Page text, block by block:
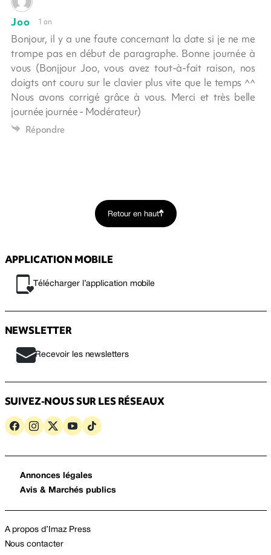
Joo 1 an
Bonjour, il y a une faute concernant la date si je ne me
trompe pas en début de paragraphe. Bonne journée à
vous (Bonjjour Joo, vous avez tout-à-fait raison, nos
doigts ont couru sur le clavier plus vite que le temps ^^
Nous avons corrigé grâce à vous. Merci et très belle
journée journée - Modérateur)
Répondre
Retour en haut
APPLICATION MOBILE
Télécharger l’application mobile
NEWSLETTER
Recevoir les newsletters
SUIVEZ-NOUS SUR LES RÉSEAUX
Annonces légales
Avis & Marchés publics
A propos d’Imaz Press
Nous contacter